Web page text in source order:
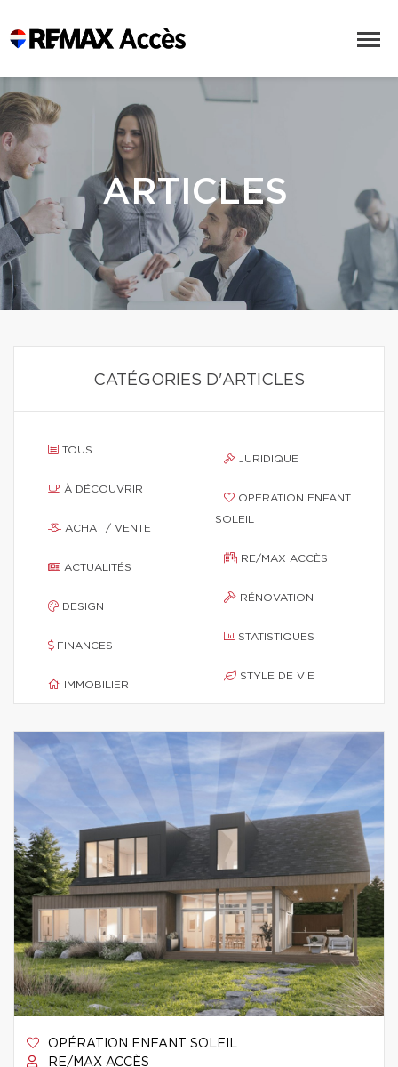
ARTICLES
CATÉGORIES D'ARTICLES
TOUS
À DÉCOUVRIR
ACHAT / VENTE
ACTUALITÉS
DESIGN
FINANCES
IMMOBILIER
JURIDIQUE
SOLEIL
RE/MAX ACCÈS
RÉNOVATION
STATISTIQUES
STYLE DE VIE
OPÉRATION ENFANT SOLEIL
RE/MAX ACCÈS